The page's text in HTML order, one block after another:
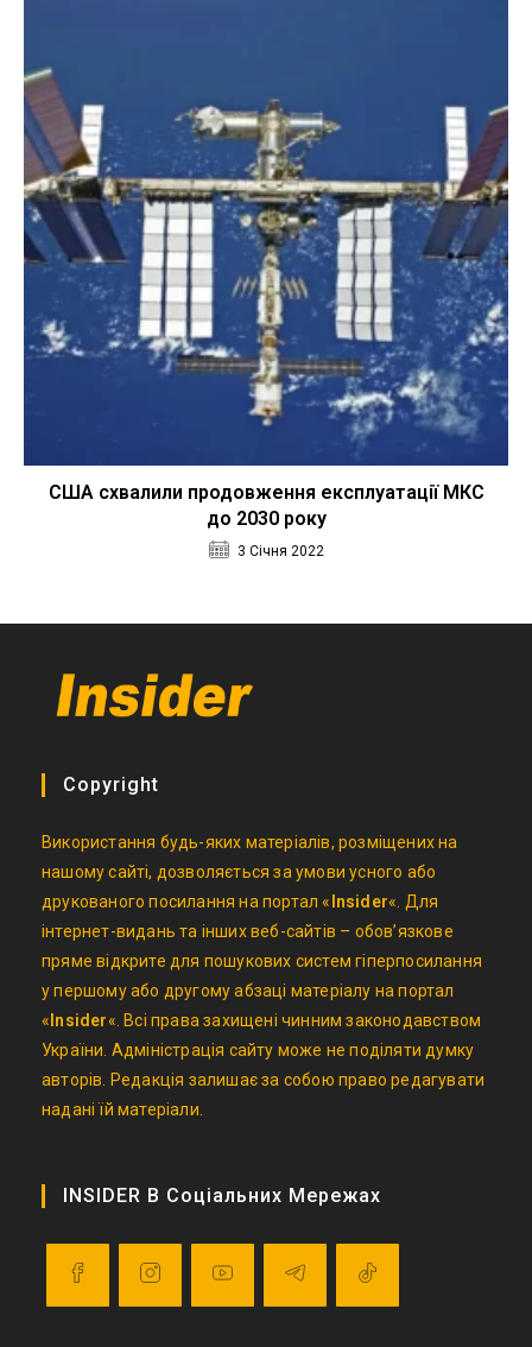
США схвалили продовження експлуатації МКС
до 2030 року
3 Січня 2022
Copyright
Використання будь-яких матеріалів, розміщених на
нашому сайті, дозволяється за умови усного або
друкованого посилання на портал « Insider«. Для
інтернет-видань та інших веб-сайтів – обов’язкове
пряме відкрите для пошукових систем гіперпосилання
у першому або другому абзаці матеріалу на портал
« Insider«. Всі права захищені чинним законодавством
України. Адміністрація сайту може не поділяти думку
авторів. Редакція залишає за собою право редагувати
надані їй матеріали.
INSIDER В Соціальних Мережах